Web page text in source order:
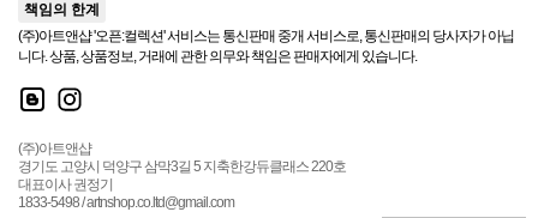
책임의 한계
(주)아트앤샵 '오픈:컬렉션' 서비스는 통신판매 중개 서비스로, 통신판매의 당사자가 아닙
니다. 상품, 상품정보, 거래에 관한 의무와 책임은 판매자에게 있습니다.
(주)아트앤샵
경기도 고양시 덕양구 삼막3길 5 지축한강듀클래스 220호
대표이사 권정기
1833-5498 / artnshop.co.ltd@gmail.com